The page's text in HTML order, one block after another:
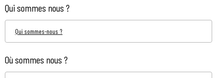
Qui sommes nous ?
Qui sommes-nous ?
Où sommes nous ?